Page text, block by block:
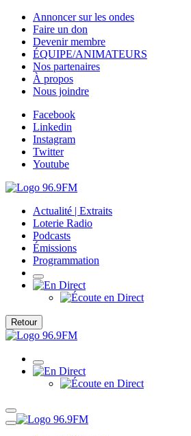
Annoncer sur les ondes
Faire un don
Devenir membre
ÉQUIPE/ANIMATEURS
Nos partenaires
À propos
Nous joindre
Facebook
Linkedin
Instagram
Twitter
Youtube
Actualité | Extraits
Loterie Radio
Podcasts
Émissions
Programmation
Retour